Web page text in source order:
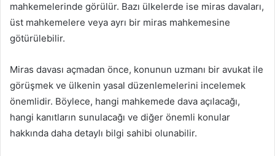
mahkemelerinde görülür. Bazı ülkelerde ise miras davaları,
üst mahkemelere veya ayrı bir miras mahkemesine
götürülebilir.
Miras davası açmadan önce, konunun uzmanı bir avukat ile
görüşmek ve ülkenin yasal düzenlemelerini incelemek
önemlidir. Böylece, hangi mahkemede dava açılacağı,
hangi kanıtların sunulacağı ve diğer önemli konular
hakkında daha detaylı bilgi sahibi olunabilir.